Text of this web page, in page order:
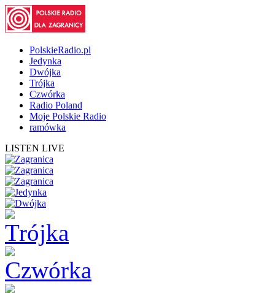
PolskieRadio.pl
Jedynka
Dwójka
Trójka
Czwórka
Radio Poland
Moje Polskie Radio
ramówka
LISTEN LIVE